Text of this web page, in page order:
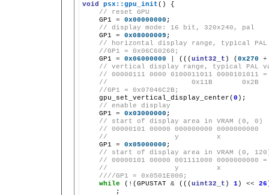
void psx::gpu_init()
// reset GPU
GP1
= 0x00000000
// display mode: 16 bit, 320x240, pal
GP1
= 0x08000009
// horizontal display range, typical PAL
//GP1 = 0x06C60260;
GP1
= 0x06000000 ((( uint32_t ) ( 0x270
+
// vertical display range, typical PAL
// 00000111 0000 0100011011 0000101011
//                    0x11B       0x2B
//GP1 = 0x07046C2B;
gpu_set_vertical_display_center( 0
// enable display
GP1
= 0x03000000
// start of display area in VRAM (0, 0)
// 00000101 00000 000000000 0000000000
//                y         x
GP1
= 0x05000000
// start of display area in VRAM (0,
// 00000101 00000 001111000 0000000000
//                y         x
////GP1 = 0x0501E000;
while
( ! (GPUSTAT & ((( uint32_t ) 1) <<
26